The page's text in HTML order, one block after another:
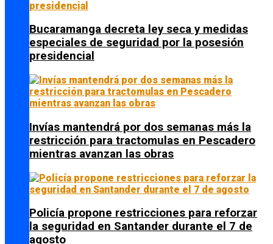
Bucaramanga decreta ley seca y medidas
especiales de seguridad por la posesión
presidencial
Invías mantendrá por dos semanas más la
restricción para tractomulas en Pescadero
mientras avanzan las obras
Policía propone restricciones para reforzar
la seguridad en Santander durante el 7 de
agosto